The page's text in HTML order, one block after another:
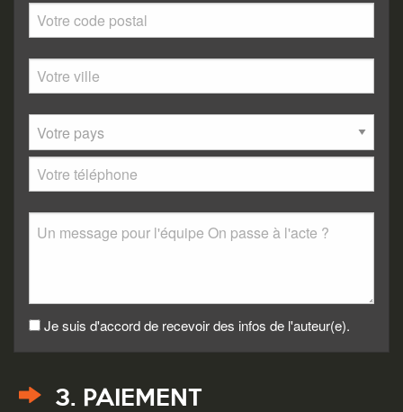
Je suis d'accord de recevoir des infos de l'auteur(e).
3. PAIEMENT